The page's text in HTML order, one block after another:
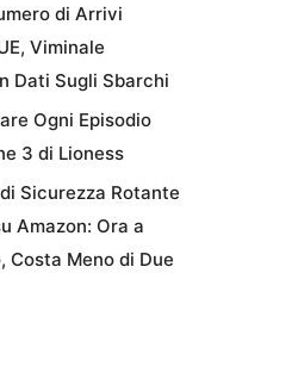
di Arrivi
Viminale
Dati Sugli Sbarchi
Ogni Episodio
3 di Lioness
Sicurezza Rotante
Amazon: Ora a
Costa Meno di Due